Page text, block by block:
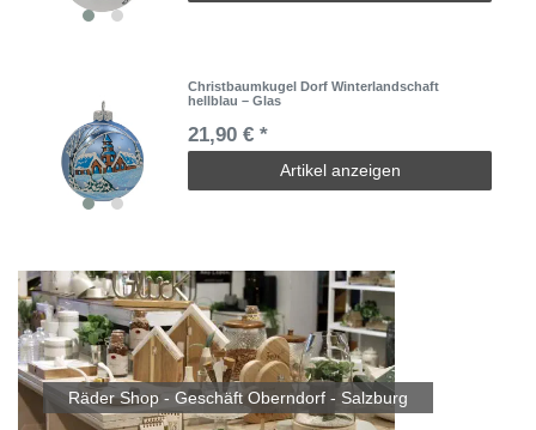
Christbaumkugel Dorf Winterlandschaft
hellblau – Glas
21,90 € *
Artikel anzeigen
Räder Shop - Geschäft Oberndorf - Salzburg